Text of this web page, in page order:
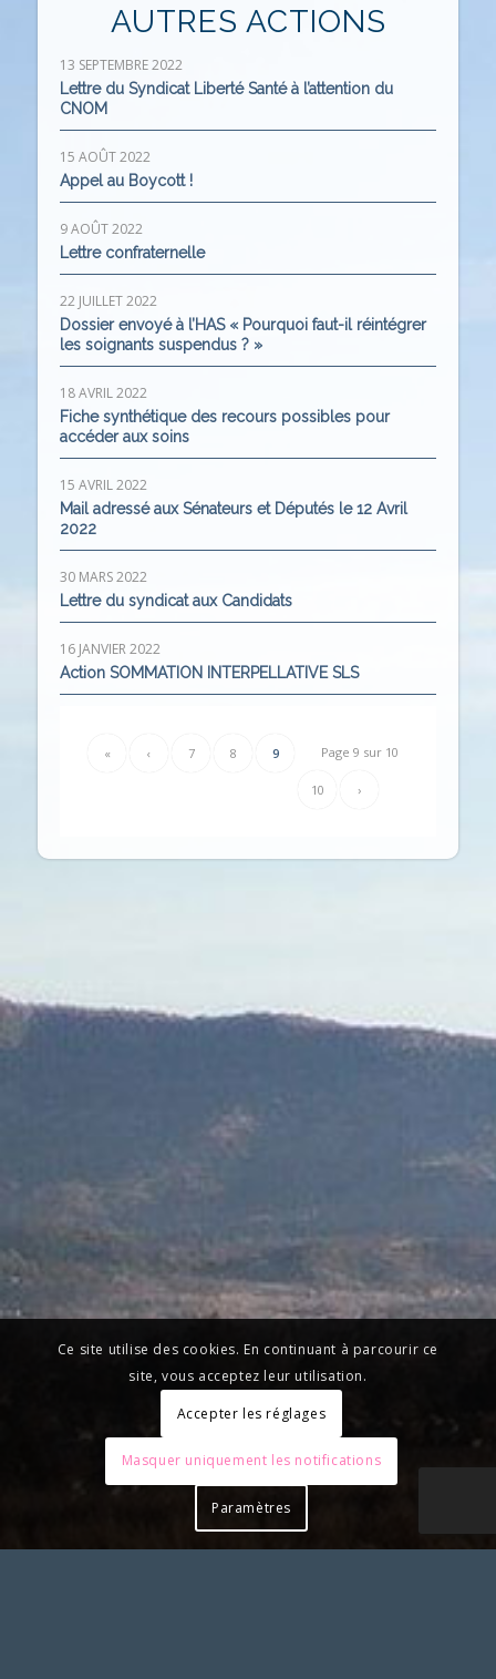
AUTRES ACTIONS
13 SEPTEMBRE 2022
Lettre du Syndicat Liberté Santé à l’attention du
CNOM
15 AOÛT 2022
Appel au Boycott !
9 AOÛT 2022
Lettre confraternelle
22 JUILLET 2022
Dossier envoyé à l’HAS « Pourquoi faut-il réintégrer
les soignants suspendus ? »
18 AVRIL 2022
Fiche synthétique des recours possibles pour
accéder aux soins
15 AVRIL 2022
Mail adressé aux Sénateurs et Députés le 12 Avril
2022
30 MARS 2022
Lettre du syndicat aux Candidats
16 JANVIER 2022
Action SOMMATION INTERPELLATIVE SLS
Page 9 sur 10
« ‹ 7 8 9
10 ›
Ce site utilise des cookies. En continuant à parcourir ce
site, vous acceptez leur utilisation.
Accepter les réglages
Masquer uniquement les notifications
Paramètres